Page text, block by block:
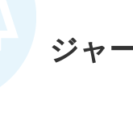
ジャ